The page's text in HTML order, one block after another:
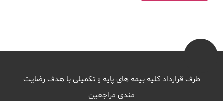
طرف قرارداد کلیه بیمه های پایه و تکمیلی با هدف رضایت
مندی مراجعین